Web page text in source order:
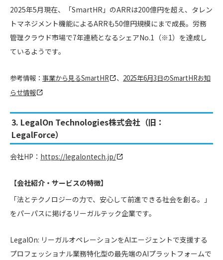
2025年5月現在、「SmartHR」のARRは200億円を超え、タレン
トマネジメント機能によるARRも50億円規模にまで成長。労務
管理クラウド市場で7年連続となるシェアNo.1（※1）を達成し
ているようです。
参考情報： 事業から見るSmartHR 、 2025年6月3日のSmartHRお知
らせ情報
3. LegalOn Technologies株式会社（旧：
LegalForce）
会社HP： https://legalontech.jp/
【会社紹介・サービスの特徴】
「法とテクノロジーの力で、安心して前進できる社会を創る。」
をパーパスに掲げるリーガルテック企業です。
LegalOn: リーガルオペレーションをAIエージェントで支援する
プロフェッショナル業務特化型の最先端のAIプラットフォームで